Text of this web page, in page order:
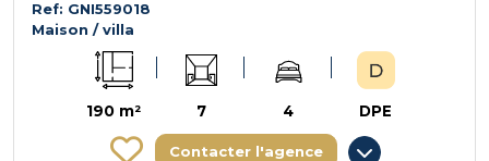
Ref: GNI559018
Maison / villa
190 m² 7 4 DPE
Contacter l'agence